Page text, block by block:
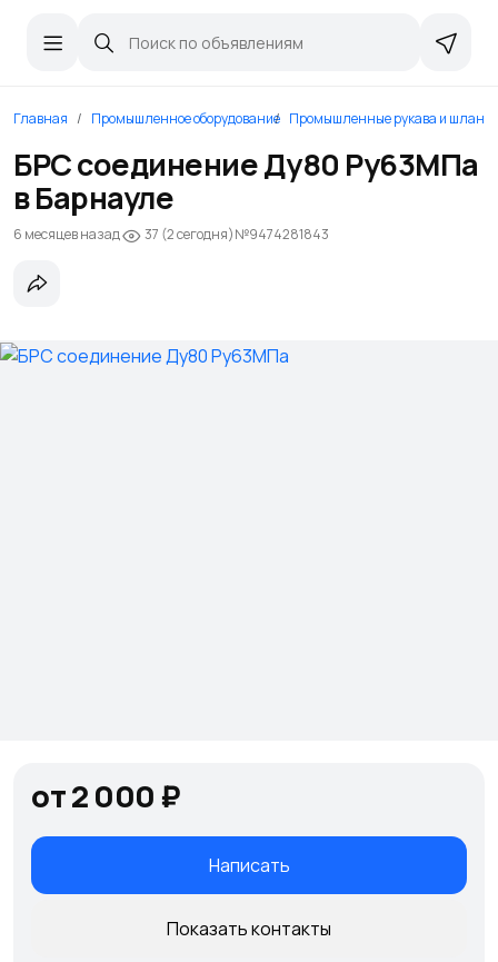
Главная Промышленное оборудование Промышленные рукава и шланги
БРС соединение Ду80 Ру63МПа
в Барнауле
6 месяцев назад 37 (2 сегодня)№9474281843
от 2 000 ₽
Написать
Показать контакты